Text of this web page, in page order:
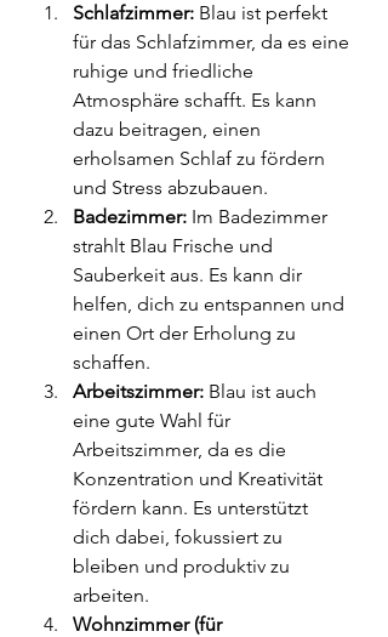
Schlafzimmer: Blau ist perfekt
für das Schlafzimmer, da es eine
ruhige und friedliche
Atmosphäre schafft. Es kann
dazu beitragen, einen
erholsamen Schlaf zu fördern
und Stress abzubauen.
Badezimmer: Im Badezimmer
strahlt Blau Frische und
Sauberkeit aus. Es kann dir
helfen, dich zu entspannen und
einen Ort der Erholung zu
schaffen.
Arbeitszimmer: Blau ist auch
eine gute Wahl für
Arbeitszimmer, da es die
Konzentration und Kreativität
fördern kann. Es unterstützt
dich dabei, fokussiert zu
bleiben und produktiv zu
arbeiten.
Wohnzimmer (für